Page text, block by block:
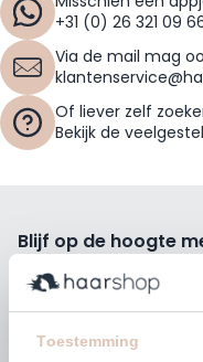
Toestemming
+31 (0) 26 321 09
Via de mail mag
Of liever zelf
Bekijk de
Blijf op de hoogte
Ontvang wekelijks de
rechtstreeks in jou e-
E-mailadres